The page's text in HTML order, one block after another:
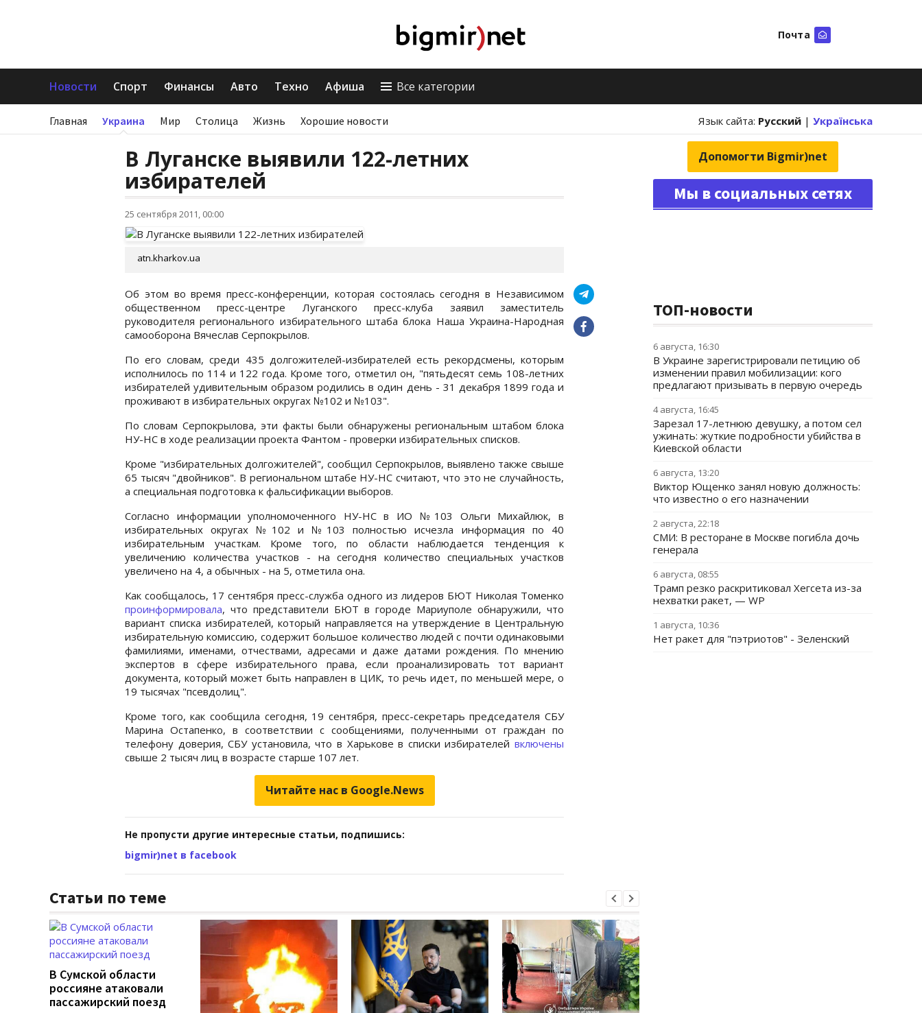
Почта
Новости Спорт Финансы Авто Техно Афиша Все категории
Главная Украина Мир Столица Жизнь Хорошие новости Язык сайта: Русский | Українська
В Луганске выявили 122-летних
избирателей
25 сентября 2011, 00:00
atn.kharkov.ua
Об этом во время пресс-конференции, которая состоялась сегодня в Независимом
общественном пресс-центре Луганского пресс-клуба заявил заместитель
руководителя регионального избирательного штаба блока Наша Украина-Народная
самооборона Вячеслав Серпокрылов.
По его словам, среди 435 долгожителей-избирателей есть рекордсмены, которым
исполнилось по 114 и 122 года. Кроме того, отметил он, "пятьдесят семь 108-летних
избирателей удивительным образом родились в один день - 31 декабря 1899 года и
проживают в избирательных округах №102 и №103".
По словам Серпокрылова, эти факты были обнаружены региональным штабом блока
НУ-НС в ходе реализации проекта Фантом - проверки избирательных списков.
Кроме "избирательных долгожителей", сообщил Серпокрылов, выявлено также свыше
65 тысяч "двойников". В региональном штабе НУ-НС считают, что это не случайность,
а специальная подготовка к фальсификации выборов.
Согласно информации уполномоченного НУ-НС в ИО №103 Ольги Михайлюк, в
избирательных округах №102 и №103 полностью исчезла информация по 40
избирательным участкам. Кроме того, по области наблюдается тенденция к
увеличению количества участков - на сегодня количество специальных участков
увеличено на 4, а обычных - на 5, отметила она.
Как сообщалось, 17 сентября пресс-служба одного из лидеров БЮТ Николая Томенко
проинформировала, что представители БЮТ в городе Мариуполе обнаружили, что
вариант списка избирателей, который направляется на утверждение в Центральную
избирательную комиссию, содержит большое количество людей с почти одинаковыми
фамилиями, именами, отчествами, адресами и даже датами рождения. По мнению
экспертов в сфере избирательного права, если проанализировать тот вариант
документа, который может быть направлен в ЦИК, то речь идет, по меньшей мере, о
19 тысячах "псевдолиц".
Кроме того, как сообщила сегодня, 19 сентября, пресс-секретарь председателя СБУ
Марина Остапенко, в соответствии с сообщениями, полученными от граждан по
телефону доверия, СБУ установила, что в Харькове в списки избирателей включены
свыше 2 тысяч лиц в возрасте старше 107 лет.
Читайте нас в Google.News
Не пропусти другие интересные статьи, подпишись:
bigmir)net в facebook
Статьи по теме
В Сумской области
россияне атаковали
пассажирский поезд
Допомогти Bigmir)net
Мы в социальных сетях
ТОП-новости
6 августа, 16:30
В Украине зарегистрировали петицию об
изменении правил мобилизации: кого
предлагают призывать в первую очередь
4 августа, 16:45
Зарезал 17-летнюю девушку, а потом сел
ужинать: жуткие подробности убийства в
Киевской области
6 августа, 13:20
Виктор Ющенко занял новую должность:
что известно о его назначении
2 августа, 22:18
СМИ: В ресторане в Москве погибла дочь
генерала
6 августа, 08:55
Трамп резко раскритиковал Хегсета из-за
нехватки ракет, — WP
1 августа, 10:36
Нет ракет для "пэтриотов" - Зеленский